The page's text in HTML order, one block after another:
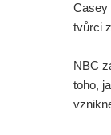
Casey
tvůrci
NBC
toho,